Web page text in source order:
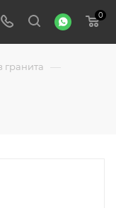
0
гранита —